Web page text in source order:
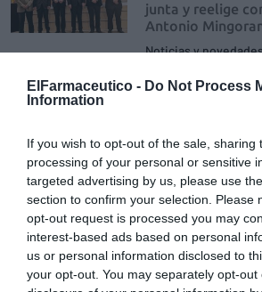
ElFarmaceutico - Do Not Process
Information
If you wish to opt-out of the sale, sharing
processing of your personal or sensitive
targeted advertising by us, please use
section to confirm your selection. Please
opt-out request is processed you may
interest-based ads based on personal
us or personal information disclosed to
your opt-out. You may separately opt-
junta y reelige
Antonio
Noticias y
El Consejo Andaluz
elecciones este
El colectivo
farmacéuticos de la
El Consejo
Farmacéuticos
«más efectiva»